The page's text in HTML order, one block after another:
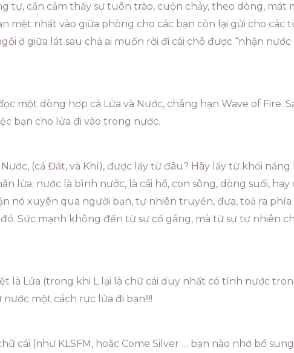
tự, cần cảm thấy sự tuôn trào, cuộn chảy, theo dòng, mát
mệt nhất vào giữa phòng cho các bạn còn lại gửi cho các
ở giữa lát sau chả ai muốn rời đi cái chỗ được “nhận nước
một dòng hợp cả Lửa và Nước, chẳng hạn Wave of Fire.
bạn cho lửa đi vào trong nước.
(cả Đất, và Khí), được lấy từ đâu? Hãy lấy từ khối
lửa; nước là bình nước, là cái hồ, con sông, dòng suối,
nó xuyên qua người bạn, tự nhiên truyền, đưa, toả ra
Sức mạnh không đến từ sự cố gắng, mà từ sự tự nhiên
là Lửa (trong khi L lại là chữ cái duy nhất có tính nước
một cách rực lửa đi bạn!!!!
cái (như KLSFM, hoặc Come Silver … bạn nào nhớ bổ